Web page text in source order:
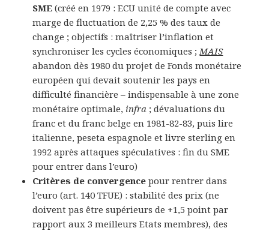
SME (créé en 1979 : ECU unité de compte avec
marge de fluctuation de 2,25 % des taux de
change ; objectifs : maîtriser l’inflation et
synchroniser les cycles économiques ; MAIS
abandon dès 1980 du projet de Fonds monétaire
européen qui devait soutenir les pays en
difficulté financière – indispensable à une zone
monétaire optimale, infra ; dévaluations du
franc et du franc belge en 1981-82-83, puis lire
italienne, peseta espagnole et livre sterling en
1992 après attaques spéculatives : fin du SME
pour entrer dans l’euro)
Critères de convergencepour rentrer dans
l’euro (art. 140 TFUE) : stabilité des prix (ne
doivent pas être supérieurs de +1,5 point par
rapport aux 3 meilleurs Etats membres), des